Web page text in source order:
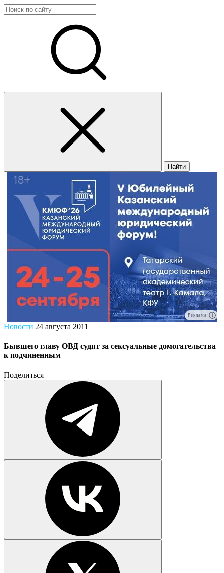
Найти
Реклама
Новости 24 августа 2011
Бывшего главу ОВД судят за сексуальные домогательства
к подчиненным
Поделиться